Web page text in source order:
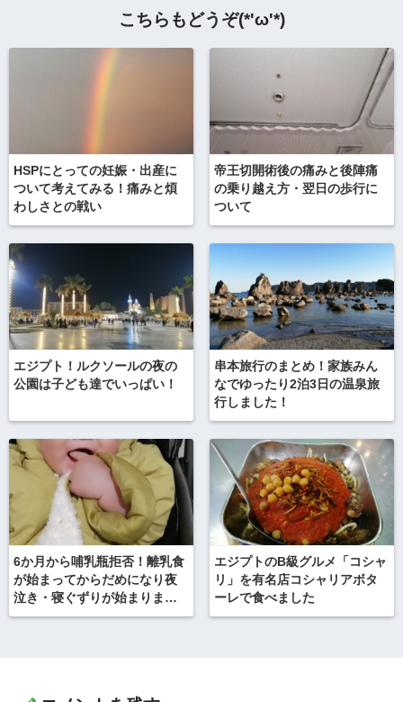
こちらもどうぞ(*'ω'*)
HSPにとっての妊娠・出産に
ついて考えてみる！痛みと煩
わしさとの戦い
帝王切開術後の痛みと後陣痛
の乗り越え方・翌日の歩行に
ついて
エジプト！ルクソールの夜の
公園は子ども達でいっぱい！
串本旅行のまとめ！家族みん
なでゆったり2泊3日の温泉旅
行しました！
6か月から哺乳瓶拒否！離乳食
が始まってからだめになり夜
泣き・寝ぐずりが始まりまし
た……
エジプトのB級グルメ「コシャ
リ」を有名店コシャリアボタ
ーレで食べました